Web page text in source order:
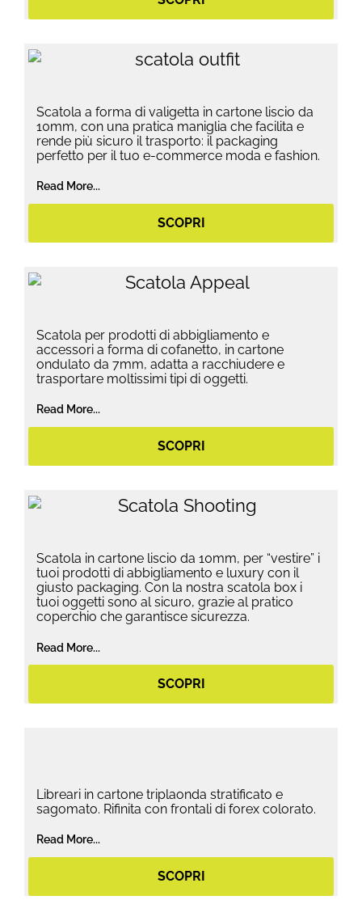
Scatola a forma di valigetta in cartone liscio da
10mm, con una pratica maniglia che facilita e
rende più sicuro il trasporto: il packaging
perfetto per il tuo e-commerce moda e fashion.
Read More...
SCOPRI
Scatola per prodotti di abbigliamento e
accessori a forma di cofanetto, in cartone
ondulato da 7mm, adatta a racchiudere e
trasportare moltissimi tipi di oggetti.
Read More...
SCOPRI
Scatola in cartone liscio da 10mm, per “vestire” i
tuoi prodotti di abbigliamento e luxury con il
giusto packaging. Con la nostra scatola box i
tuoi oggetti sono al sicuro, grazie al pratico
coperchio che garantisce sicurezza.
Read More...
SCOPRI
Libreari in cartone triplaonda stratificato e
sagomato. Rifinita con frontali di forex colorato.
Read More...
SCOPRI